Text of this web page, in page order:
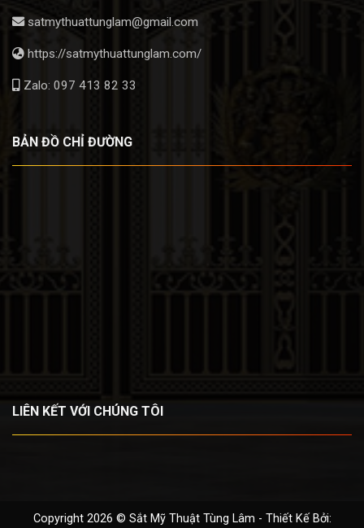
satmythuattunglam@gmail.com
https://satmythuattunglam.com/
Zalo: 097 413 82 33
BẢN ĐỒ CHỈ ĐƯỜNG
LIÊN KẾT VỚI CHÚNG TÔI
Copyright 2026 © Sắt Mỹ Thuật Tùng Lâm - Thiết Kế Bởi: